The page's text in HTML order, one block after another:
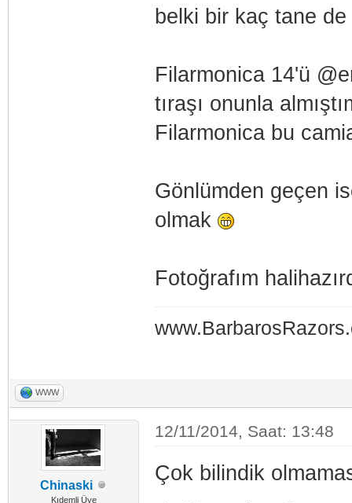
belki bir kaç tane de
Filarmonica 14'ü
tıraşı onunla
Filarmonica bu
Gönlümden geçen
olmak
Fotoğrafım
WWW
Chinaski
Kıdemli Üye
12/11/2014, Saat: 13:48
Çok bilindik